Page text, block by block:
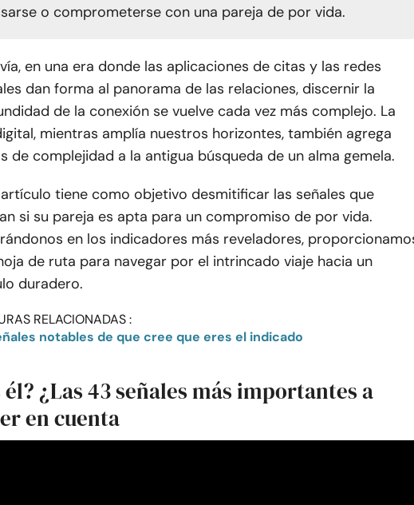
o comprometerse con una pareja de por vida.
en una era donde las aplicaciones de citas y las redes
dan forma al panorama de las relaciones, discernir la
de la conexión se vuelve cada vez más complejo. La
mientras amplía nuestros horizontes, también agrega
de complejidad a la antigua búsqueda de un alma gemela.
tiene como objetivo desmitificar las señales que
si su pareja es apta para un compromiso de por vida.
en los indicadores más reveladores,
de ruta para navegar por el intrincado viaje hacia un
duradero.
RELACIONADAS :
notables de que cree que eres el indicado
él? ¿Las 43 señales más importantes a
en cuenta